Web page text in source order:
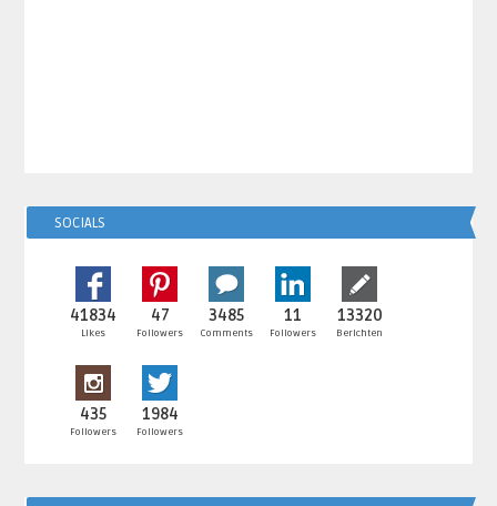
SOCIALS
41834
Likes
47
Followers
3485
Comments
11
Followers
13320
Berichten
435
Followers
1984
Followers